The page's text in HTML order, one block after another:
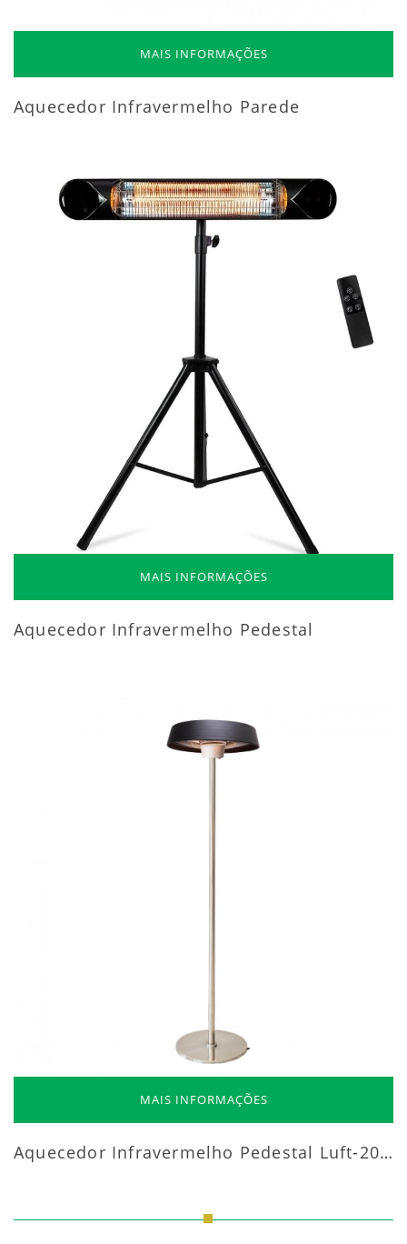
MAIS INFORMAÇÕES
Aquecedor Infravermelho Parede
MAIS INFORMAÇÕES
Aquecedor Infravermelho Pedestal
MAIS INFORMAÇÕES
Aquecedor Infravermelho Pedestal Luft-20000